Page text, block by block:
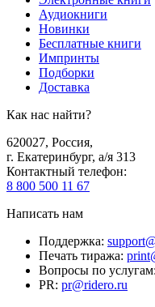
Аудиокниги
Новинки
Бесплатные книги
Импринты
Подборки
Доставка
Как нас найти?
620027, Россия,
г. Екатеринбург, а/я 313
Контактный телефон:
8 800 500 11 67
Написать нам
Поддержка:
Печать тиража:
Вопросы по услугам:
PR: pr@ridero.ru